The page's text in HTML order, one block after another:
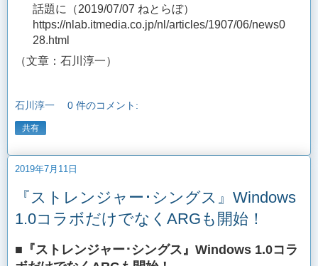
話題に（2019/07/07 ねとらぼ）
https://nlab.itmedia.co.jp/nl/articles/1907/06/news0
28.html
（文章：石川淳一）
石川淳一 0 件のコメント:
共有
2019年7月11日
『ストレンジャー･シングス』Windows
1.0コラボだけでなくARGも開始！
■『ストレンジャー･シングス』Windows 1.0コラ